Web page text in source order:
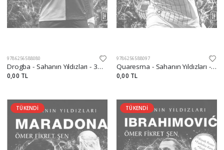
9786256588080
Drogba - Sahanın Yıldızları - 3D Biblo Hediyeli!
0,00 TL
9786256588097
Quaresma - Sahanın Yıldızları - 3D Biblo Hediyeli!
0,00 TL
TÜKENDİ TÜKENDİ